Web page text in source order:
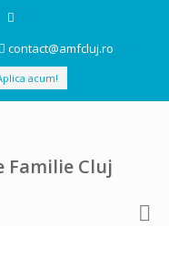
contact@amfcluj.ro
acum!